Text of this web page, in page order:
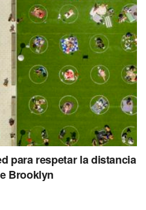
para respetar la distancia
Brooklyn